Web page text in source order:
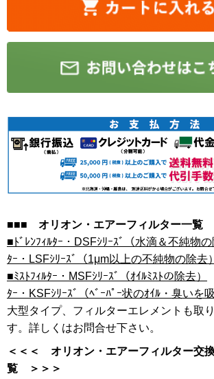
■■■ オリオン・エアーフィルター一覧
■ﾄﾞﾚﾝﾌｨﾙﾀｰ・DSFｼﾘｰｽﾞ（水滴＆不純物の
ﾀｰ・LSFｼﾘｰｽﾞ（1μm以上の不純物の除去）
■ﾐｽﾄﾌｨﾙﾀｰ・MSFｼﾘｰｽﾞ（ｵｲﾙﾐｽﾄの除去）
ﾀｰ・KSFｼﾘｰｽﾞ（ﾍﾞｰﾊﾟｰ状のｵｲﾙ・臭いを
大型タイプ、フィルターエレメントも取
す。詳しくはお問合せ下さい。
＜＜＜ オリオン・エアーフィルター交
覧 ＞＞＞